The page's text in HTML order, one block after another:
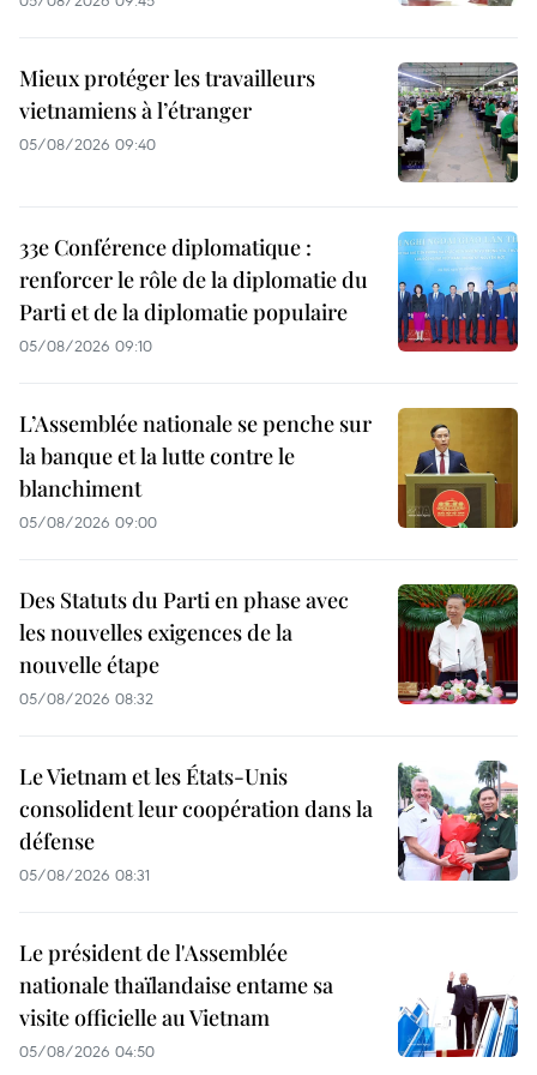
Mieux protéger les travailleurs
vietnamiens à l’étranger
05/08/2026 09:40
33e Conférence diplomatique :
renforcer le rôle de la diplomatie du
Parti et de la diplomatie populaire
05/08/2026 09:10
L’Assemblée nationale se penche sur
la banque et la lutte contre le
blanchiment
05/08/2026 09:00
Des Statuts du Parti en phase avec
les nouvelles exigences de la
nouvelle étape
05/08/2026 08:32
Le Vietnam et les États-Unis
consolident leur coopération dans la
défense
05/08/2026 08:31
Le président de l'Assemblée
nationale thaïlandaise entame sa
visite officielle au Vietnam
05/08/2026 04:50